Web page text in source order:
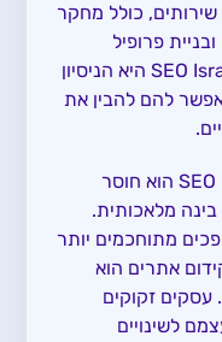
שירותים, כולל מחקר
פרופיל
קישורים חזק. אחת החוזקות של SEO Israel היא הניסיון
להם להבין את
אחד החסרונות הבולטים של SEO Israel הוא חוסר
מלאכותית.
מתוחכמים יותר
אתרים הוא
עסקים זקוקים
לשינויים